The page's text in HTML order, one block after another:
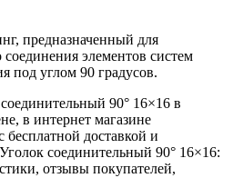
предназначенный для
элементов систем
под углом 90 градусов.
90° 16×16 в
в интернет магазине
доставкой и
соединительный 90° 16×16:
отзывы покупателей,